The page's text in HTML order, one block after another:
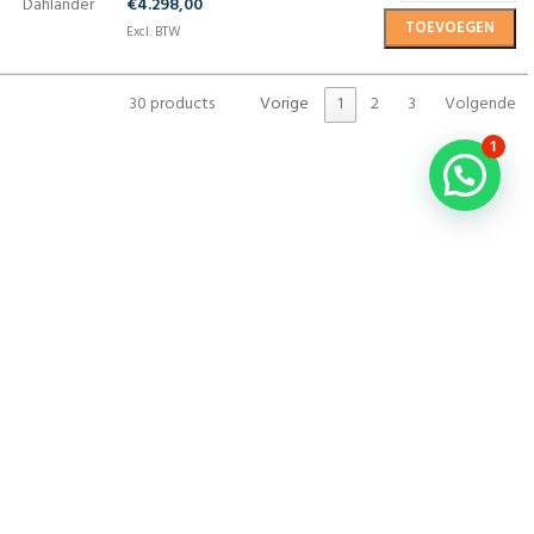
Dahlander
€4.298,00
Excl. BTW
TOEVOEGEN
30 products Vorige 1 2 3 Volgende
1